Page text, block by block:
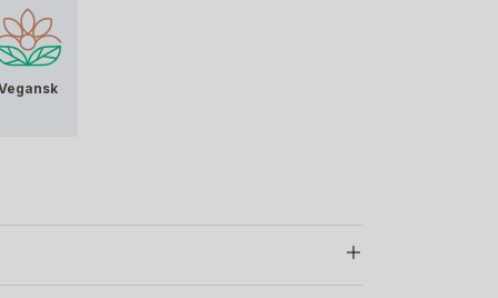
enkelheten som gir klærne et rent og
universe!